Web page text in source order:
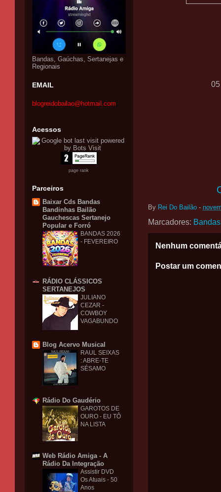
By Rei Do Bailão -
Marcadores: Bandas
Nenhum
Postar um
Bandas, Gaúchas, Sertanejas e
Regionais
EMAIL
blogreidobailao@hotmail.com
Acessos
page rank
Parceiros
Baixar Cds Bandas
Bandinhas Bailão
Gauchescas Sertanejo
Popular e Forró
BANDAS 2026
- FEVEREIRO
RÁDIO CLÁSSICOS
SERTANEJOS
JULIANO
CEZAR -
COWBOY
VAGABUNDO
Blog Acervo Musical
RAUL SEIXAS
: ABRE-TE
SÉSAMO
Rádio Do Gaudério
GAROTOS DE
OURO - EU TÔ
NA LISTA
Web Rádio Amiga - A
Rádio Da Integração
Assistir DVD
Os Atuais - 50
Anos